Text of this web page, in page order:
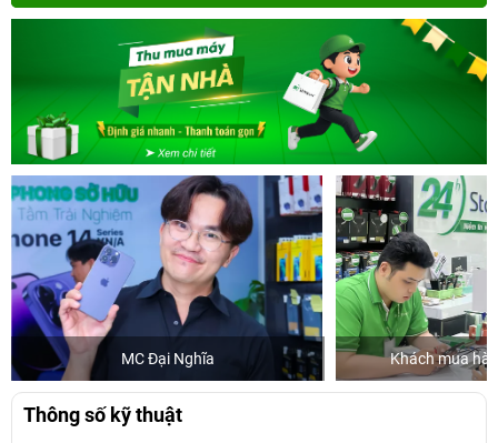
MC Đại Nghĩa Khách mua
Thông số kỹ thuật